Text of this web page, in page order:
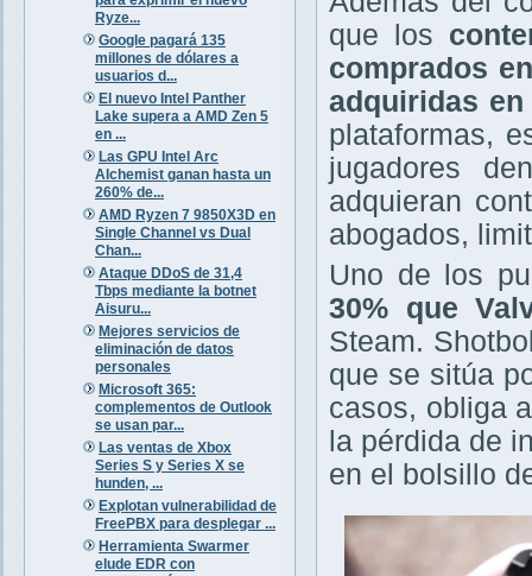
Ryze...
Google pagará 135
millones de dólares a
usuarios d...
El nuevo Intel Panther
Lake supera a AMD Zen 5
en ...
Las GPU Intel Arc
Alchemist ganan hasta un
260% de...
AMD Ryzen 7 9850X3D en
Single Channel vs Dual
Chan...
Ataque DDoS de 31,4
Tbps mediante la botnet
Aisuru...
Mejores servicios de
eliminación de datos
personales
Microsoft 365:
complementos de Outlook
se usan par...
Las ventas de Xbox
Series S y Series X se
hunden, ...
Explotan vulnerabilidad de
FreePBX para desplegar ...
Herramienta Swarmer
elude EDR con
que los
comprados
adquiridas
plataformas,
jugadores
adquieran
abogados,
Uno de los
30% que
Steam.
que se sitúa
casos, obliga
la pérdida de
en el bolsillo